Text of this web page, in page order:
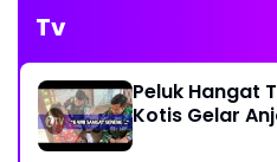
Tv
Peluk Hangat
Kotis Gelar